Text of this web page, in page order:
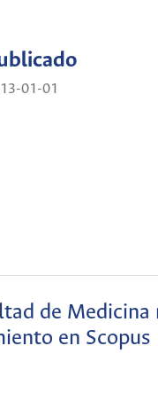
01-01
de Medicina
en Scopus